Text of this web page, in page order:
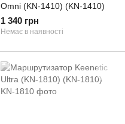
Omni (KN-1410) (KN-1410)
1 340 грн
Немає в наявності